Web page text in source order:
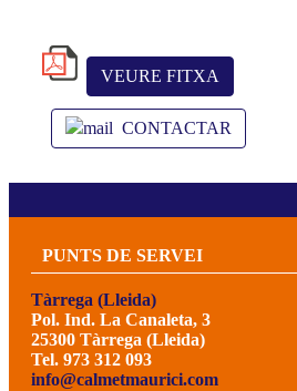
VEURE FITXA
CONTACTAR
PUNTS DE SERVEI
Tàrrega (Lleida)
Pol. Ind. La Canaleta, 3
25300 Tàrrega (Lleida)
Tel. 973 312 093
info@calmetmaurici.com